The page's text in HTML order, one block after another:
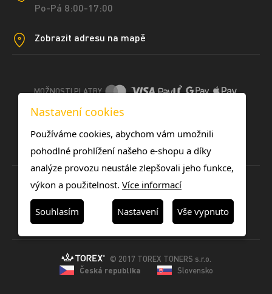
Po-Pá 8:00-17:00
Zobrazit adresu na mapě
MOŽNOSTI PLATBY
DOPRAVNÍ METODY
© 2017 TOREX TONERS s.r.o.
Česká republika
Slovensko
Nastavení cookies
Používáme cookies, abychom vám umožnili
pohodlné prohlížení našeho e-shopu a díky
analýze provozu neustále zlepšovali jeho funkce,
výkon a použitelnost. Více informací
Souhlasím Nastavení Vše vypnuto